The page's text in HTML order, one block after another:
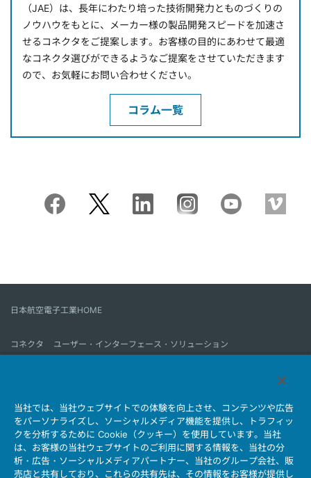
（JAE）は、長年にわたり培った技術開発力とものづくりの
ノウハウをもとに、メーカー様の製品開発スピードを加速さ
せるコネクタをご提案します。お客様の目的にあわせて最適
なコネクタ選びができるようなご提案をさせていただきます
ので、お気軽にお問い合わせください。
コラム一覧
日本航空電子工業HOME
コネクタ
ユーザー・インターフェース・ソリューション
会社情報 サステナビリティ IR情報 採用情報
会社情報新着一覧
製品情報新着一覧
サイトマップ お問い合わせ
当社では、当社ウェブサイトでの体験を向上させ、コンテンツや広告
をパーソナライズし、ソーシャルメディア機能を提供し、トラフィッ
クを分析するために Cookie（クッキー）を使用しています。当社
は、お客様の当社ウェブサイトのご利用に関する情報を、当社の分
析・広告・ソーシャルメディアパートナー、当社のグループ会社、販
売店と共有しており、これらの共有先は、その情報をお客様が提供し